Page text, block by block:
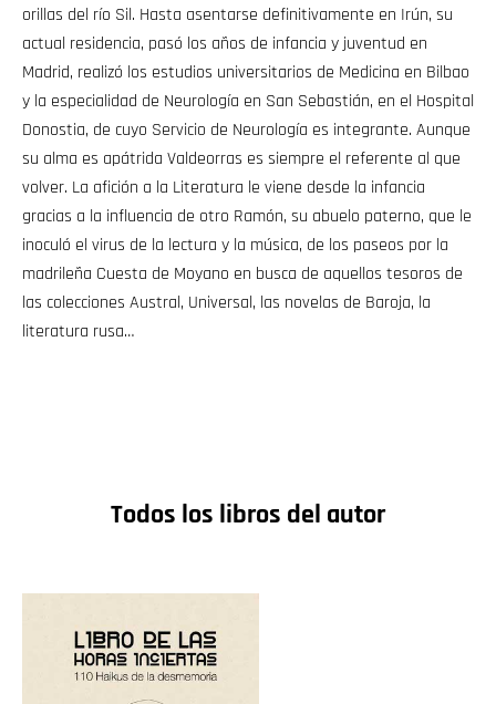
orillas del río Sil. Hasta asentarse definitivamente en Irún, su
actual residencia, pasó los años de infancia y juventud en
Madrid, realizó los estudios universitarios de Medicina en Bilbao
y la especialidad de Neurología en San Sebastián, en el Hospital
Donostia, de cuyo Servicio de Neurología es integrante. Aunque
su alma es apátrida Valdeorras es siempre el referente al que
volver. La afición a la Literatura le viene desde la infancia
gracias a la influencia de otro Ramón, su abuelo paterno, que le
inoculó el virus de la lectura y la música, de los paseos por la
madrileña Cuesta de Moyano en busca de aquellos tesoros de
las colecciones Austral, Universal, las novelas de Baroja, la
literatura rusa…
Todos los libros del autor